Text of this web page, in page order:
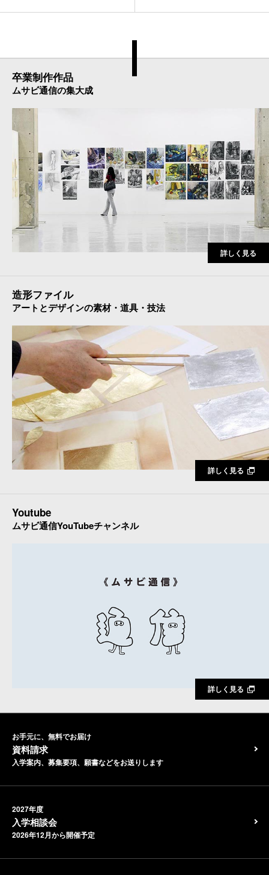
卒業制作作品
ムサビ通信の集大成
詳しく見る
造形ファイル
アートとデザインの素材・道具・技法
詳しく見る
Youtube
ムサビ通信YouTubeチャンネル
詳しく見る
お手元に、無料でお届け
資料請求
入学案内、募集要項、願書などをお送りします
2027年度
入学相談会
2026年12月から開催予定